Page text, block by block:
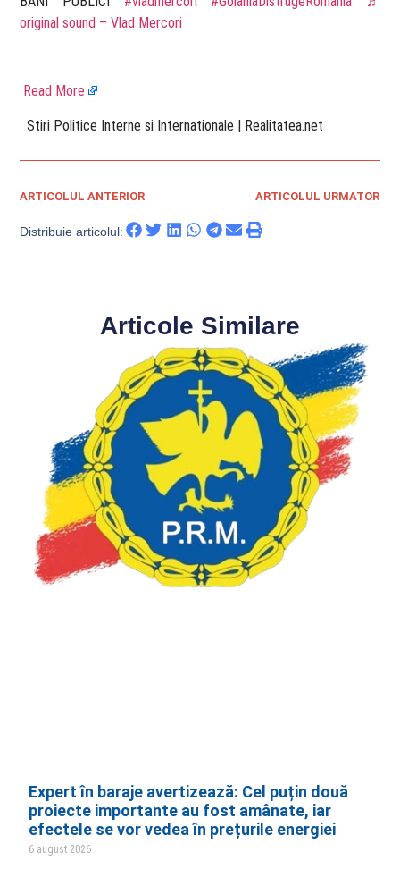
original sound – Vlad Mercori
Read More
​ Stiri Politice Interne si Internationale | Realitatea.net
ARTICOLUL ANTERIOR ARTICOLUL URMATOR
Distribuie articolul:
Articole Similare
Expert în baraje avertizează: Cel puțin două
proiecte importante au fost amânate, iar
efectele se vor vedea în prețurile energiei
6 august 2026